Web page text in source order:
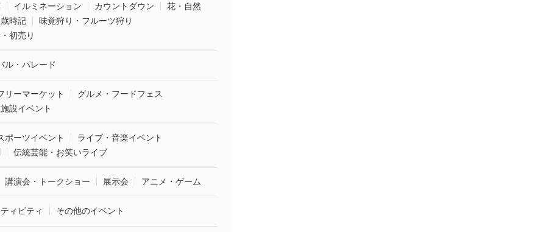
イルミネーション カウントダウン
花・自然
時記
味覚狩り・フルーツ狩り
初売り
ル・パレード
リーマーケット
グルメ・フードフェス
設イベント
ポーツイベント
ライブ・音楽イベント
伝統芸能・お笑いライブ
講演会・トークショー 展示会 アニメ・ゲーム
ィビティ その他のイベント